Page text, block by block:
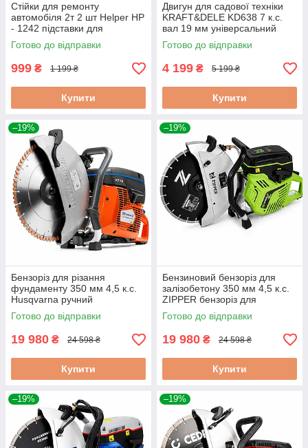
Стійки для ремонту
автомобіля 2т 2 шт Helper HP
- 1242 підставки для
обслуговування авто
Готово до відправки
999 ₴ 1 199 ₴
Купити
Двигун для садової техніки
KRAFT&DELE KD638 7 к.с.
вал 19 мм універсальний
бензиновий мотор
Готово до відправки
4 199 ₴ 5 199 ₴
Купити
–19%
Бензоріз для різання
фундаменту 350 мм 4,5 к.с.
Husqvarna ручний
бензиновий різак для
залізобетону
Готово до відправки
19 980 ₴ 24 598 ₴
Купити
–19%
Бензиновий бензоріз для
залізобетону 350 мм 4,5 к.с.
ZIPPER бензоріз для
аварійно-рятувальних робіт
Готово до відправки
19 980 ₴ 24 598 ₴
Купити
–19% –19%